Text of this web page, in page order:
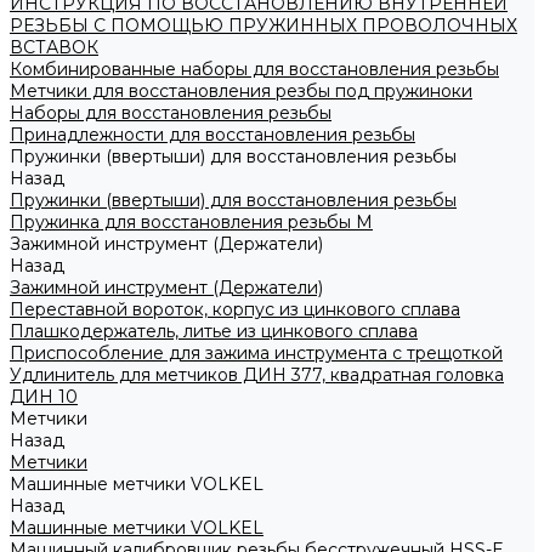
РЕЗЬБЫ С ПОМОЩЬЮ ПРУЖИННЫХ ПРОВОЛОЧНЫХ
ВСТАВОК
Комбинированные наборы для восстановления резьбы
Метчики для восстановления резбы под пружиноки
Наборы для восстановления резьбы
Принадлежности для восстановления резьбы
Пружинки (ввертыши) для восстановления резьбы
Назад
Пружинки (ввертыши) для восстановления резьбы
Пружинка для восстановления резьбы M
Зажимной инструмент (Держатели)
Назад
Зажимной инструмент (Держатели)
Переставной вороток, корпус из цинкового сплава
Плашкодержатель, литье из цинкового сплава
Приспособление для зажима инструмента с трещоткой
Удлинитель для метчиков ДИН 377, квадратная головка
ДИН 10
Метчики
Назад
Метчики
Машинные метчики VOLKEL
Назад
Машинные метчики VOLKEL